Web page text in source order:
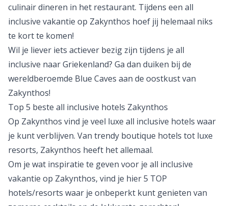
culinair dineren in het restaurant. Tijdens een all
inclusive vakantie op Zakynthos hoef jij helemaal niks
te kort te komen!
Wil je liever iets actiever bezig zijn tijdens je all
inclusive naar Griekenland? Ga dan duiken bij de
wereldberoemde Blue Caves aan de oostkust van
Zakynthos!
Top 5 beste all inclusive hotels Zakynthos
Op Zakynthos vind je veel luxe all inclusive hotels waar
je kunt verblijven. Van trendy boutique hotels tot luxe
resorts, Zakynthos heeft het allemaal.
Om je wat inspiratie te geven voor je all inclusive
vakantie op Zakynthos, vind je hier 5 TOP
hotels/resorts waar je onbeperkt kunt genieten van